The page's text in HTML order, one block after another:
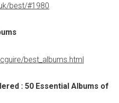
best/#1980
best_albums.html
: 50 Essential Albums of